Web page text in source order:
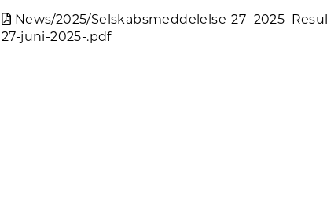
News/2025/Selskabsmeddelelse-
27-juni-2025-.pdf